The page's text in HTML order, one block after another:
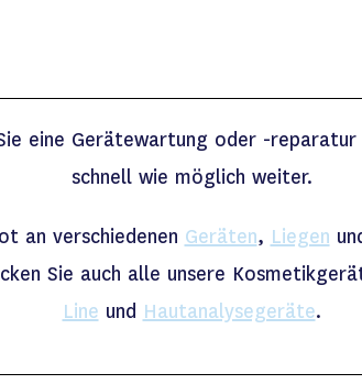
eine Gerätewartung oder -
schnell wie möglich weiter.
an verschiedenen Geräten, Liegen
Sie auch alle unsere
Line und Hautanalysegeräte.